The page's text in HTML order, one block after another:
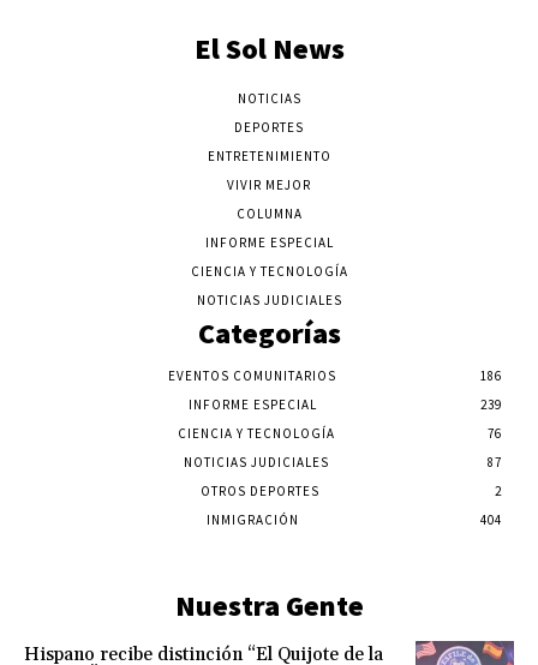
El Sol News
NOTICIAS
DEPORTES
ENTRETENIMIENTO
VIVIR MEJOR
COLUMNA
INFORME ESPECIAL
CIENCIA Y TECNOLOGÍA
NOTICIAS JUDICIALES
Categorías
EVENTOS COMUNITARIOS
186
INFORME ESPECIAL
239
CIENCIA Y TECNOLOGÍA
76
NOTICIAS JUDICIALES
87
OTROS DEPORTES
2
INMIGRACIÓN
404
Nuestra Gente
Hispano recibe distinción “El Quijote de la